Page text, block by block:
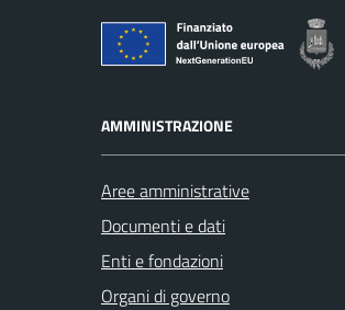
AMMINISTRAZIONE
Aree amministrative
Documenti e dati
Enti e fondazioni
Organi di governo